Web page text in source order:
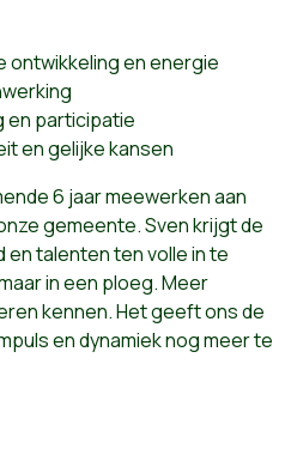
ontwikkeling en energie
en participatie
en gelijke kansen
6 jaar meewerken aan
gemeente. Sven krijgt de
en talenten ten volle in te
in een ploeg. Meer
kennen. Het geeft ons de
en dynamiek nog meer te